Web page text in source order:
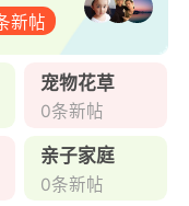
新帖
宠物花草
0条新帖
亲子家庭
0条新帖